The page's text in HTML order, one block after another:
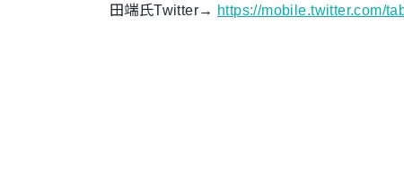
田端氏Twitter→ https://mobile.twitter.com/